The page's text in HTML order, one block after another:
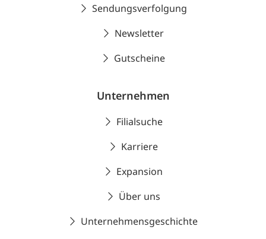
Sendungsverfolgung
Newsletter
Gutscheine
Unternehmen
Filialsuche
Karriere
Expansion
Über uns
Unternehmensgeschichte